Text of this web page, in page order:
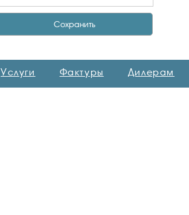
Услуги Фактуры Дилерам